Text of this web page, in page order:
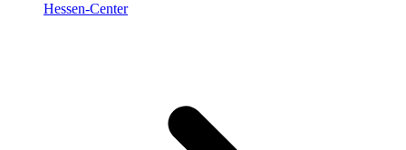
Hessen-Center